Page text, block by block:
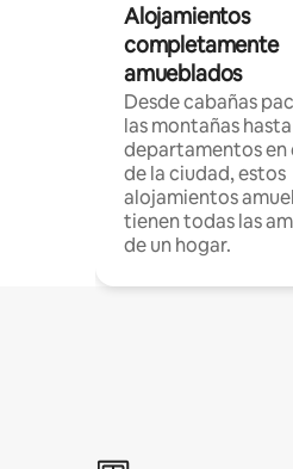
Alojamientos
completamente
amueblados
Desde cabañas
las montañas
departamentos en
de la ciudad, estos
alojamientos
tienen todas las
de un hogar.